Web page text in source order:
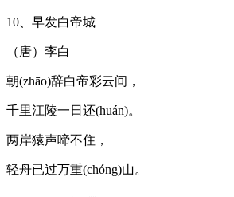
10、早发白帝城
（唐）李白
朝(zhāo)辞白帝彩云间，
千里江陵一日还(huán)。
两岸猿声啼不住，
轻舟已过万重(chóng)山。